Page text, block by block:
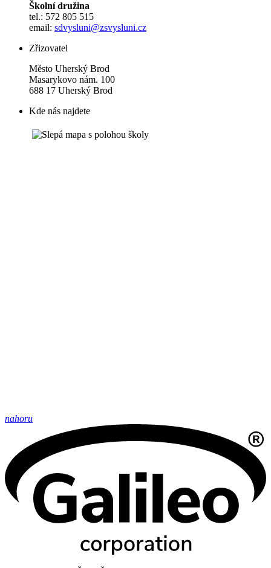
Školní družina
tel.: 572 805 515
email: sdvysluni@zsvysluni.cz
Zřizovatel
Město Uherský Brod
Masarykovo nám. 100
688 17 Uherský Brod
Kde nás najdete
nahoru